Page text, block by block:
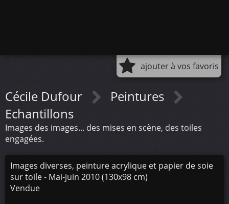
ajouter à vos favoris
Cécile Dufour
Peintures
Echantillons
Images des images... des mises en scène, des toiles
engagées.
Images diverses, peinture acrylique et papier de soie
sur toile - Mai-juin 2010 (130x98 cm)
Vendue